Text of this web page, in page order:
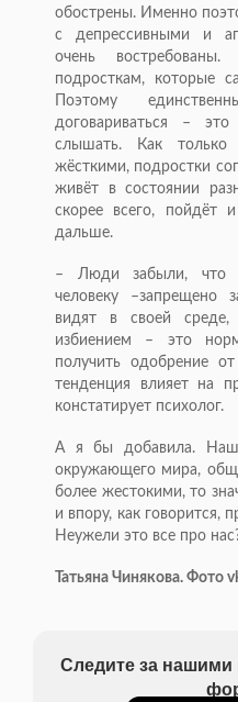
обострены. Именно
с депрессивными и
очень
подросткам, которые
Поэтому
договариваться –
слышать. Как только
жёсткими, подростки
живёт в состоянии
скорее всего, пойдёт
дальше.
– Люди забыли, что
человеку –запрещено
видят в своей среде,
избиением – это
получить одобрение
тенденция влияет на
констатирует психолог.
А я бы добавила.
окружающего мира,
более жестокими, то
и впору, как говорится,
Неужели это все про
Татьяна Чинякова. Фото
Следите за